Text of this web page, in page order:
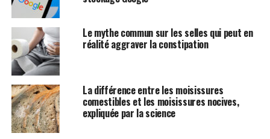
Le mythe commun sur les selles qui peut en
réalité aggraver la constipation
La différence entre les moisissures
comestibles et les moisissures nocives,
expliquée par la science